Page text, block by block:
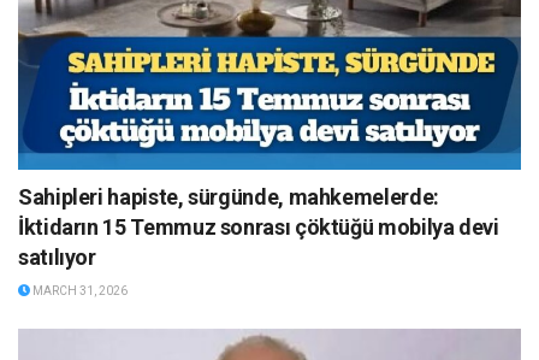
Sahipleri hapiste, sürgünde, mahkemelerde:
İktidarın 15 Temmuz sonrası çöktüğü mobilya devi
satılıyor
MARCH 31, 2026